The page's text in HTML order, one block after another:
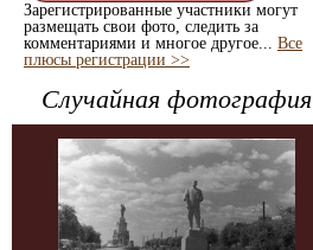
Зарегистрированные участники могут
размещать свои фото, следить за
комментариями и многое другое... Все
плюсы регистрации >>
Случайная фотография